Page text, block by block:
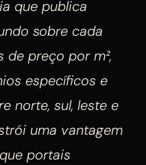
que publica
sobre cada
preço por m²,
específicos e
norte, sul, leste e
uma vantagem
portais